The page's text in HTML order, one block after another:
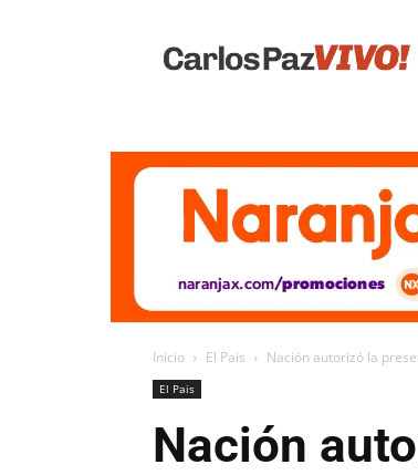
Vivo
Inicio El Pais Nación autorizó la
El Pais
Nación